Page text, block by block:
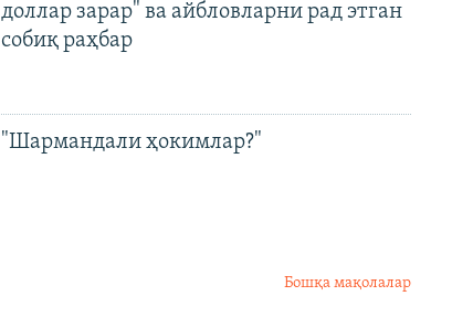
доллар зарар" ва айбловларни рад этган
собиқ раҳбар
"Шармандали ҳокимлар?"
Бошқа мақолалар